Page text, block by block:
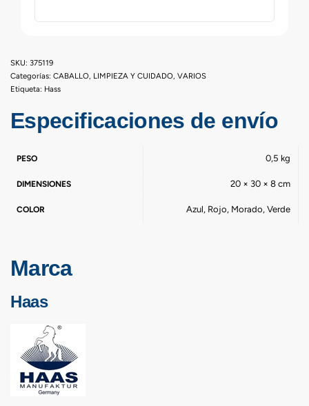
375119
Categorías: CABALLO, LIMPIEZA Y CUIDADO, VARIOS
Etiqueta: Hass
Especificaciones de envío
PESO 0,5 kg
DIMENSIONES 20 × 30 × 8 cm
COLOR Azul, Rojo, Morado, Verde
Marca
Haas